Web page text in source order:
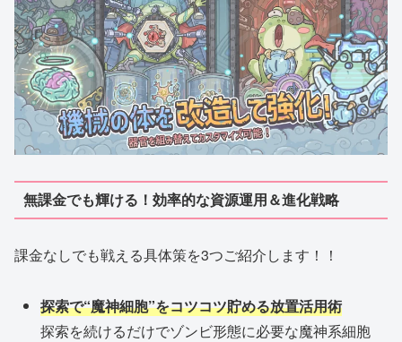
無課金でも輝ける！効率的な資源運用＆進化戦略
課金なしでも戦える具体策を3つご紹介します！！
探索で“魔神細胞”をコツコツ貯める放置活用術
探索を続けるだけでゾンビ形態に必要な魔神系細胞